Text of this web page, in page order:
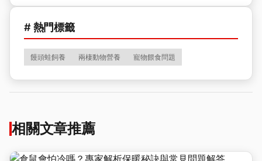
# 熱門標籤
饅頭蛙飼養 兩棲動物營養 寵物餵食問題
相關文章推薦